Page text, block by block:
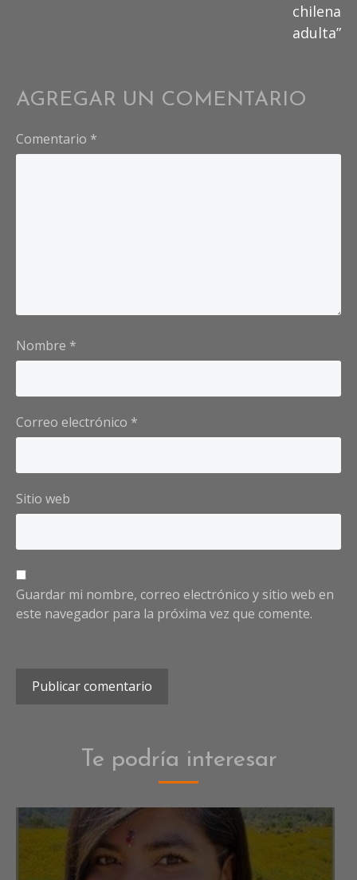
chilena
adulta”
AGREGAR UN COMENTARIO
Comentario *
Nombre *
Correo electrónico *
Sitio web
Guardar mi nombre, correo electrónico y sitio web en
este navegador para la próxima vez que comente.
Te podría interesar